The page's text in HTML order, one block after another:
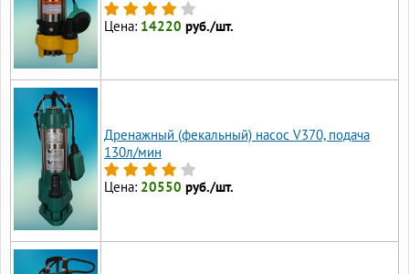
Цена: 14220 руб./шт.
Дренажный (фекальный) насос V370, подача
130л/мин
Цена: 20550 руб./шт.